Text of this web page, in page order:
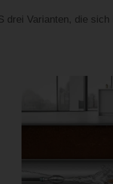
Varianten, die